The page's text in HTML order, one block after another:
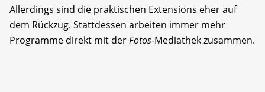
Allerdings sind die praktischen Extensions eher auf
dem Rückzug. Stattdessen arbeiten immer mehr
Programme direkt mit derFotos-Mediathek zusammen.